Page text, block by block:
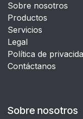
Sobre nosotros
Productos
Servicios
Legal
​Política de
Contáctanos
Sobre nosotros